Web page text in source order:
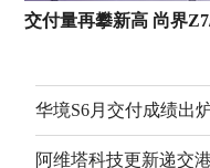
交付量再攀新高 尚界